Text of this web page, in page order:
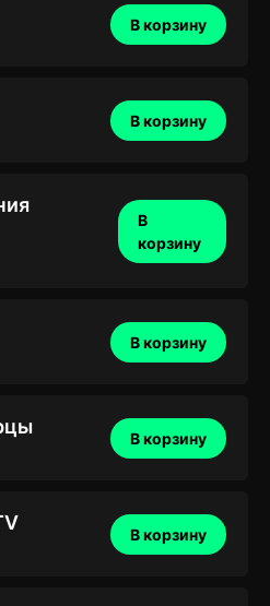
В корзину
В корзину
В
корзину
В корзину
В корзину
В корзину